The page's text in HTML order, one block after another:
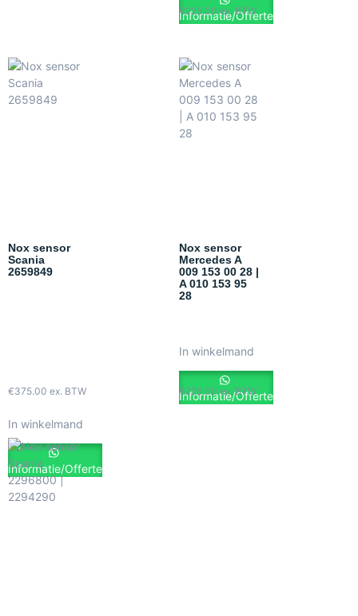
€225.00 ex. BTW
Informatie/Offerte
Nox sensor
Scania
2659849
€375.00 ex. BTW
In winkelmand
Informatie/Offerte
Nox sensor
Mercedes A
009 153 00 28 |
A 010 153 95
28
€225.00 ex. BTW
In winkelmand
Informatie/Offerte